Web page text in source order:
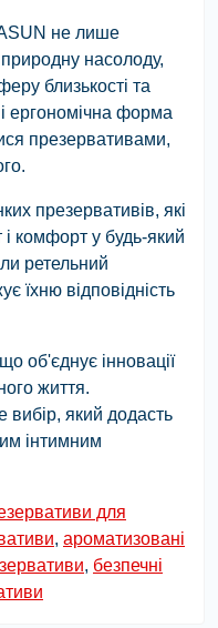
не лише
насолоду,
близькості та
і ергономічна форма
презервативами,
презервативів, які
і комфорт у будь-який
ретельний
їхню відповідність
об'єднує інновації
життя.
вибір, який додасть
інтимним
для
, ароматизовані
, безпечні